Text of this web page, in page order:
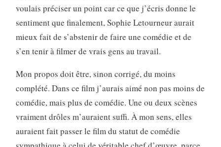
voulais préciser un point car ce que j’écris donne le
sentiment que finalement, Sophie Letourneur aurait
mieux fait de s’abstenir de faire une comédie et de
s’en tenir à filmer de vrais gens au travail.
Mon propos doit être, sinon corrigé, du moins
complété. Dans ce film j’aurais aimé non pas moins de
comédie, mais plus de comédie. Une ou deux scènes
vraiment drôles m’auraient suffi. À mon sens, elles
auraient fait passer le film du statut de comédie